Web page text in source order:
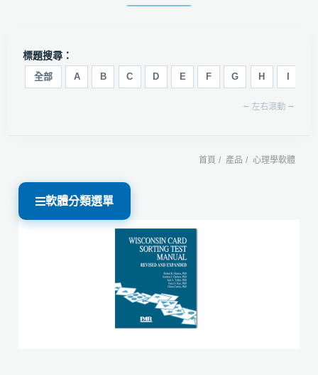
軟體更新資訊
問卷
標題搜尋：
全部 A B C D E F G H
⭠ 左右滾動 ⭢
首頁 產品 心理學軟體
軟體分類選單